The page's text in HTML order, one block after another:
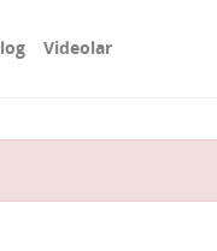
Videolar